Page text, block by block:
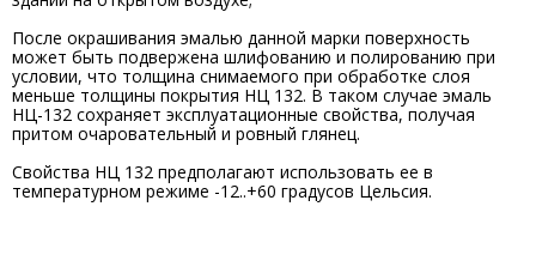
После окрашивания эмалью данной марки поверхность
может быть подвержена шлифованию и полированию при
условии, что толщина снимаемого при обработке слоя
меньше толщины покрытия НЦ 132. В таком случае эмаль
НЦ-132 сохраняет эксплуатационные свойства, получая
притом очаровательный и ровный глянец.
Свойства НЦ 132 предполагают использовать ее в
температурном режиме -12..+60 градусов Цельсия.